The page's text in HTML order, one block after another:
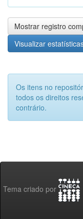
Mostrar registro
Visualizar
Os itens no
todos os direitos
contrário.
Tema criado por